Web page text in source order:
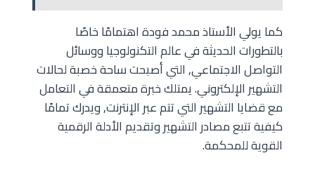
كما يولي الأستاذ محمد فودة اهتمامًا خاصًا
بالتطورات الحديثة في عالم التكنولوجيا ووسائل
التواصل الاجتماعي, التي أصبحت ساحة خصبة لحالات
التشهير الإلكتروني. يمتلك خبرة متعمقة في التعامل
مع قضايا التشهير التي تتم عبر الإنترنت, ويدرك تمامًا
كيفية تتبع مصادر التشهير وتقديم الأدلة الرقمية
القوية للمحكمة.